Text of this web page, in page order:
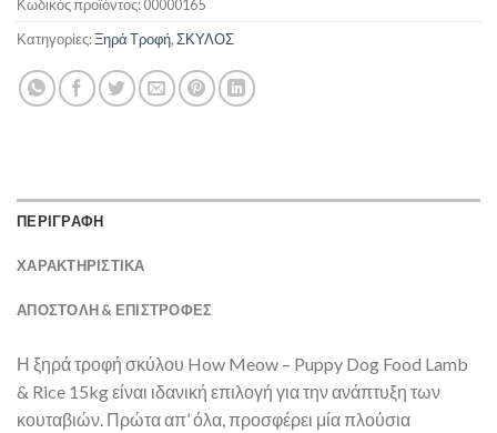
Κωδικός προϊόντος:00000165
Κατηγορίες:Ξηρά Τροφή,ΣΚΥΛΟΣ
ΠΕΡΙΓΡΑΦΗ
ΧΑΡΑΚΤΗΡΙΣΤΙΚΑ
ΑΠΟΣΤΟΛΉ & ΕΠΙΣΤΡΟΦΈΣ
Η ξηρά τροφή σκύλου How Meow – Puppy Dog Food Lamb
& Rice 15kg είναι ιδανική επιλογή για την ανάπτυξη των
κουταβιών. Πρώτα απ’ όλα, προσφέρει μία πλούσια